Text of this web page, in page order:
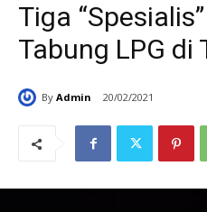
Tiga
Tabung LPG di
By Admin 20/02/2021